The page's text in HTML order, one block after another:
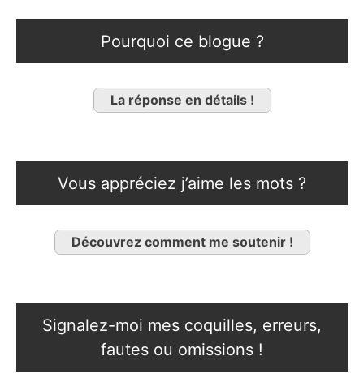
Pourquoi ce blogue ?
La réponse en détails !
Vous appréciez j’aime les mots ?
Découvrez comment me soutenir !
Signalez-moi mes coquilles, erreurs,
fautes ou omissions !